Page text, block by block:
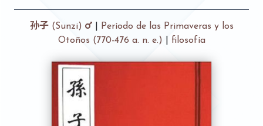
孙子 (Sunzi) |
Período de las Primaveras y los
Otoños (770-476 a. n. e.)
filosofía